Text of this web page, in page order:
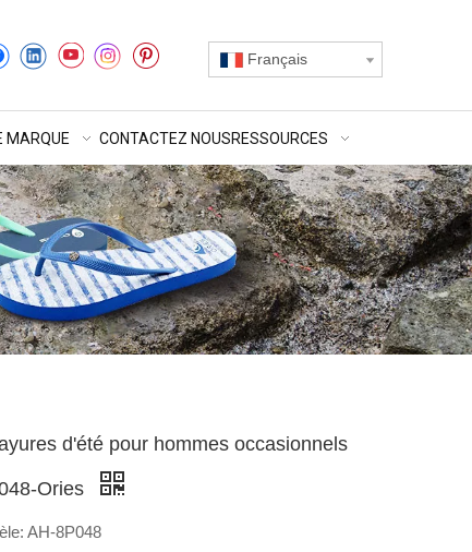
Français
MARQUE CONTACTEZ NOUSRESSOURCES
d'été pour hommes occasionnels
Ories
AH-8P048